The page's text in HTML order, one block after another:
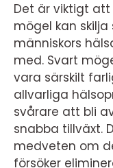
Det är viktigt
mögel kan
människors
med. Svart
vara särskilt
allvarliga
svårare att bli
snabba tillväxt.
medveten om
försöker